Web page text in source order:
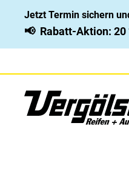
Jetzt Termin sichern
📢 Rabatt-Aktion: 20